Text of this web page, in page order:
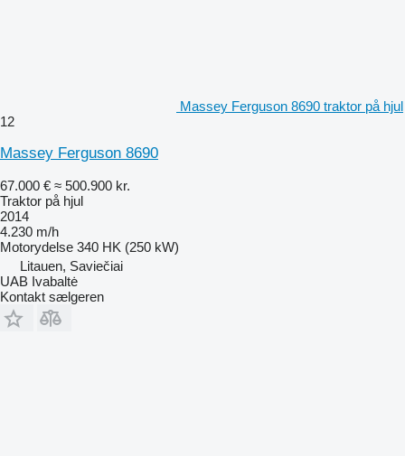
Massey Ferguson 8690 traktor på hjul
12
Massey Ferguson 8690
67.000 € ≈ 500.900 kr.
Traktor på hjul
2014
4.230 m/h
Motorydelse 340 HK (250 kW)
Litauen, Saviečiai
UAB Ivabaltė
Kontakt sælgeren